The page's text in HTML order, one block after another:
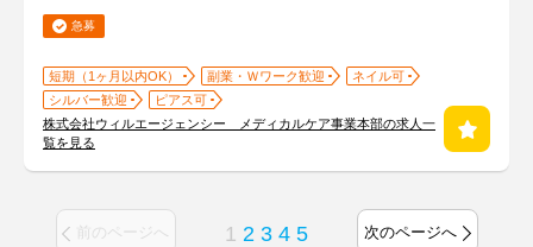
急募
短期（1ヶ月以内OK） 副業・Ｗワーク歓迎
ネイル可
シルバー歓迎
ピアス可
株式会社ウィルエージェンシー メディカルケア事業本部の求人一
覧を見る
前のページへ 1 2 3 4 5 次のページへ